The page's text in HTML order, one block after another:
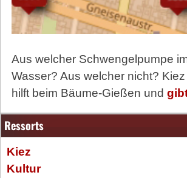
Aus welcher Schwengelpumpe
Wasser? Aus welcher nicht?
hilft beim Bäume-Gießen und
Ressorts
Kiez
Kultur